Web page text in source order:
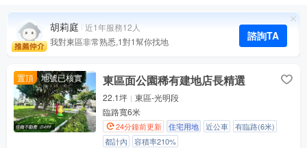
胡莉庭 近1年服務12人
我對東區非常熟悉,1對1幫你找地
諮詢TA
置頂 地號已核實 東區面公園稀有建地店長精選
22.1坪
東區-光明段
臨路寬6米
24分鐘前更新 住宅用地 近公車
有臨路(6米)
都計內
容積率210%